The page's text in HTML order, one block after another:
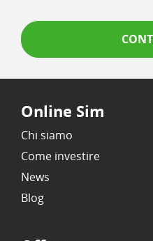
Online Sim
Chi siamo
Come investire
News
Blog